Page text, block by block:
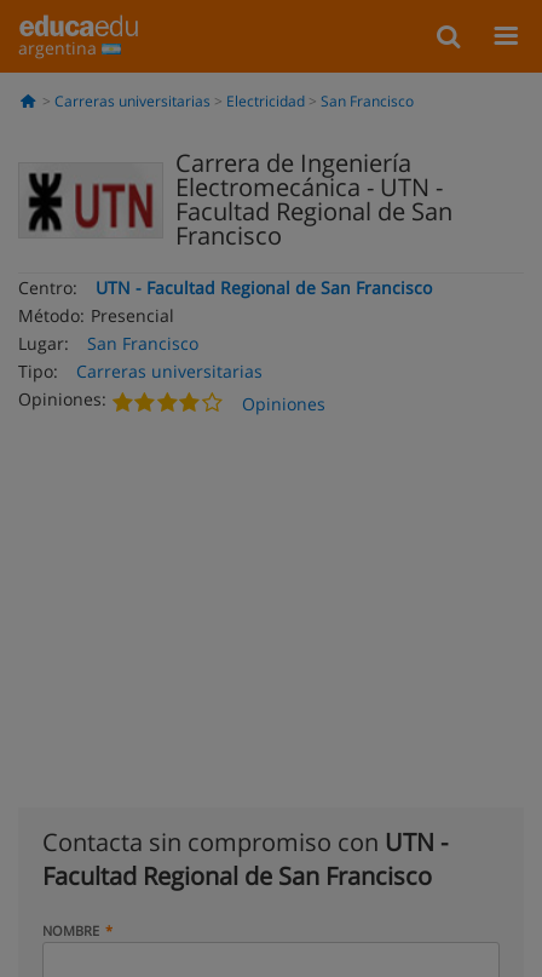
argentina
Carreras universitarias Electricidad San Francisco
Carrera de Ingeniería
Electromecánica - UTN -
Facultad Regional de San
Francisco
Centro:
UTN - Facultad Regional de San Francisco
Método: Presencial
Lugar:
San Francisco
Tipo:
Carreras universitarias
Opiniones:
Opiniones
Contacta sin compromiso con UTN -
Facultad Regional de San Francisco
NOMBRE